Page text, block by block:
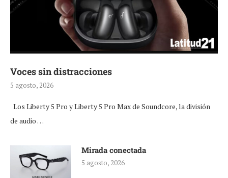
Voces sin distracciones
5 agosto, 2026
Los Liberty 5 Pro y Liberty 5 Pro Max de Soundcore, la división
de audio …
Mirada conectada
5 agosto, 2026